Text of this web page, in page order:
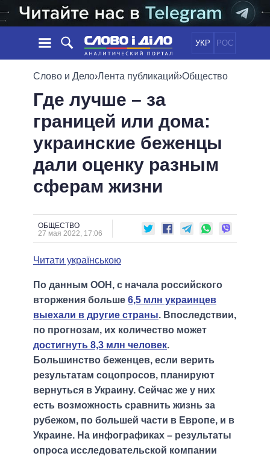
УКР РОС
НОВОСТИ
ЛЕНТА
СОБЫТИЯ
СТАТЬИ
МНЕНИЯ
ОБЗОРЫ
ДАЙДЖЕСТЫ
ПОЛИТИКА
ЭКОНОМИКА
ОБЩЕСТВО
ОБЕЩАНИЯ
ПОЛИТИКИ
ВСЕ ПОЛИТИКИ
ПРЕЗИДЕНТ И ОФИС
ВЕРХОВНАЯ РАДА
ГЛАВЫ ОБЛАДМИНИСТРАЦИЙ
МЭРЫ
ВСЕ ПЕРСОНЫ
ВИДЕО
СРАВНЕНИЕ ПОЛИТИКОВ
Слово и Дело›Лента публикаций›Общество
Где лучше – за
границей или дома:
украинские беженцы
дали оценку разным
сферам жизни
ОБЩЕСТВО
27 мая 2022, 17:06
Читати українською
По данным ООН, с начала российского
вторжения больше 6,5 млн украинцев
выехали в другие страны. Впоследствии,
по прогнозам, их количество может
достигнуть 8,3 млн человек.
Большинство беженцев, если верить
результатам соцопросов, планируют
вернуться в Украину. Сейчас же у них
есть возможность сравнить жизнь за
рубежом, по большей части в Европе, и в
Украине. На инфографиках – результаты
опроса исследовательской компании